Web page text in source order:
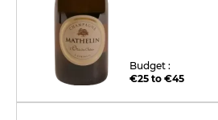
Budget :
€25 to €45